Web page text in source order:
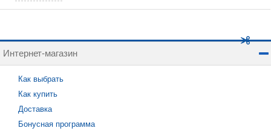
Интернет-магазин
Как выбрать
Как купить
Доставка
Бонусная программа